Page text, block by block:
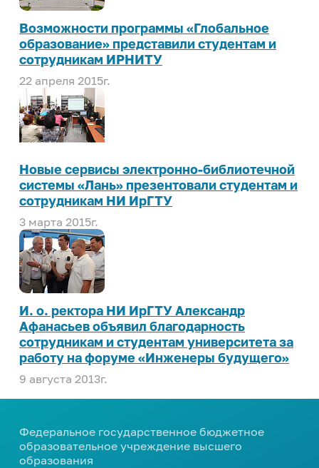
Возможности программы «Глобальное
образование» представили студентам и
сотрудникам ИРНИТУ
22 апреля 2015г.
Новые сервисы электронно-библиотечной
системы «Лань» презентовали студентам и
сотрудникам НИ ИрГТУ
3 марта 2015г.
И. о. ректора НИ ИрГТУ Александр
Афанасьев объявил благодарность
сотрудникам и студентам университета за
работу на форуме «Инженеры будущего»
9 августа 2013г.
Федеральное государственное бюджетное
образовательное учреждение высшего
образования